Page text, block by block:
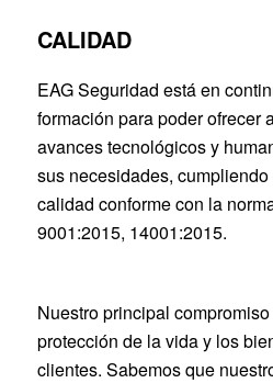
CALIDAD
EAG Seguridad está en
formación para poder ofrecer
avances tecnológicos y
sus necesidades,
calidad conforme con la
9001:2015, 14001:2015.
Nuestro principal
protección de la vida y los
clientes. Sabemos que